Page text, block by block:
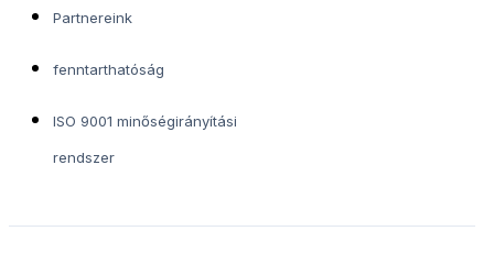
Partnereink
fenntarthatóság
ISO 9001 minőségirányítási
rendszer